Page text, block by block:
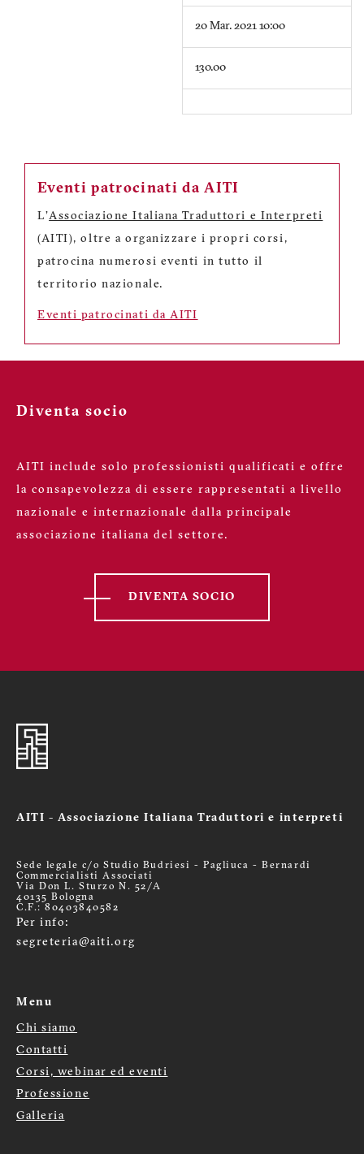
20 Mar. 2021 10:00
130.00
Eventi patrocinati da AITI
L'Associazione Italiana Traduttori e Interpreti
(AITI), oltre a organizzare i propri corsi,
patrocina numerosi eventi in tutto il
territorio nazionale.
Eventi patrocinati da AITI
Diventa socio
AITI include solo professionisti qualificati e offre
la consapevolezza di essere rappresentati a livello
nazionale e internazionale dalla principale
associazione italiana del settore.
DIVENTA SOCIO
AITI - Associazione Italiana Traduttori e interpreti
Sede legale c/o Studio Budriesi - Pagliuca - Bernardi
Commercialisti Associati
Via Don L. Sturzo N. 52/A
40135 Bologna
C.F.: 80403840582
Per info:
segreteria@aiti.org
Menu
Menù
footer
Chi siamo
Contatti
Corsi, webinar ed eventi
Professione
Galleria